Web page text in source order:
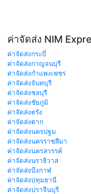
ค่าจัดส่ง NIM
ค่าจัดส่งกระบี่
ค่าจัดส่งกาญจนบุรี
ค่าจัดส่งกำแพงเพชร
ค่าจัดส่งจันทบุรี
ค่าจัดส่งชลบุรี
ค่าจัดส่งชัยภูมิ
ค่าจัดส่งตรัง
ค่าจัดส่งตาก
ค่าจัดส่งนครปฐม
ค่าจัดส่งนครราชสีมา
ค่าจัดส่งนครสวรรค์
ค่าจัดส่งนราธิวาส
ค่าจัดส่งบึงกาฬ
ค่าจัดส่งปทุมธานี
ค่าจัดส่งปราจีนบุรี